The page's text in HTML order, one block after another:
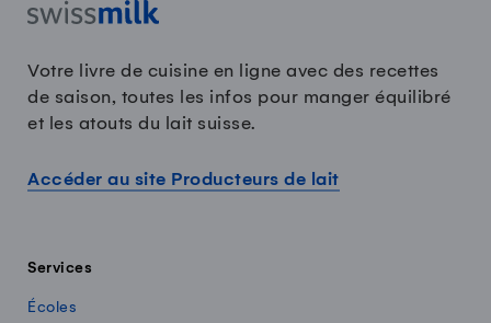
Votre livre de cuisine en ligne avec des recettes
de saison, toutes les infos pour manger équilibré
et les atouts du lait suisse.
Accéder au site Producteurs de lait
Services
Écoles